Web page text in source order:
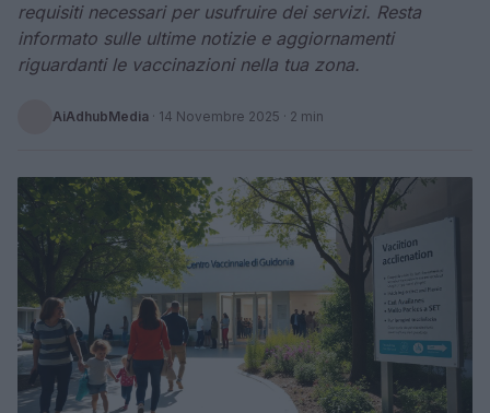
requisiti necessari per usufruire dei servizi. Resta
informato sulle ultime notizie e aggiornamenti
riguardanti le vaccinazioni nella tua zona.
AiAdhubMedia · 14 Novembre 2025 · 2 min